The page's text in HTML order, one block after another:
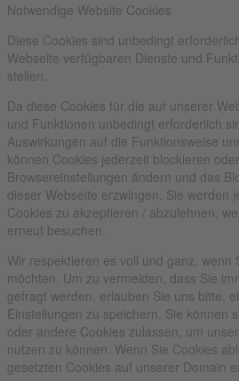
Notwendige Website Cookies
Diese Cookies sind unbedingt
Webseite verfügbaren Dienste und
stellen.
Da diese Cookies für die auf unserer
und Funktionen unbedingt erforderlich
Auswirkungen auf die Funktionsweise
können Cookies jederzeit blockieren
Browsereinstellungen ändern und das
dieser Webseite erzwingen. Sie werden
Cookies zu akzeptieren / abzulehnen,
erneut besuchen.
Wir respektieren es voll und ganz, wenn
möchten. Um zu vermeiden, dass Sie
gefragt werden, erlauben Sie uns bitte,
Einstellungen zu speichern. Sie können
oder andere Cookies zulassen, um
nutzen zu können. Wenn Sie Cookies
gesetzten Cookies auf unserer Domain